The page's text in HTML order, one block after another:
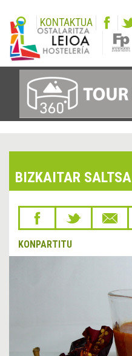
KONTAKTUA
BIZKAITAR SALTSA
KONPARTITU